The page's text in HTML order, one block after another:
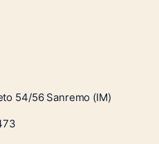
54/56 Sanremo (IM)